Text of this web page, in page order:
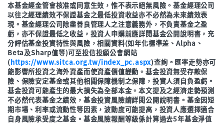
本基金經金管會核准或同意生效，惟不表示絕無風險。基金經理公司
以往之經理績效不保證基金之最低投資收益亦不必然為未來績效表
現。基金經理公司除盡善良管理人之注意義務外，不負責基金之盈
虧，亦不保證最低之收益，投資人申購前應詳閱基金公開說明書，充
分評估基金投資特性與風險，相關資料(如年化標準差、Alpha、
Beta及Sharp值等)可至投信投顧公會網站
(https://www.sitca.org.tw/index_pc.aspx)查詢。匯率走勢亦可
能影響所投資之海外資產而使資產價值變動。基金投資無受存款保
險、保險安定基金或其他相關保障機制之保障，投資人須自負盈虧。
基金投資可能產生的最大損失為全部本金。本文提及之經濟走勢預測
不必然代表基金之績效，基金投資風險請詳閱公開說明書。基金因短
期市場、利率或流動性等因素，波動度可能提高，投資人應選擇適合
自身風險承受度之基金。基金風險報酬等級係計算過去5年基金淨值